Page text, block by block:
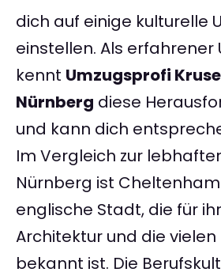
dich auf einige kulturelle
einstellen. Als erfahrener
kennt Umzugsprofi
Nürnberg diese
und kann dich
Im Vergleich zur
Nürnberg ist
englische Stadt, die für
Architektur und die vielen
bekannt ist. Die